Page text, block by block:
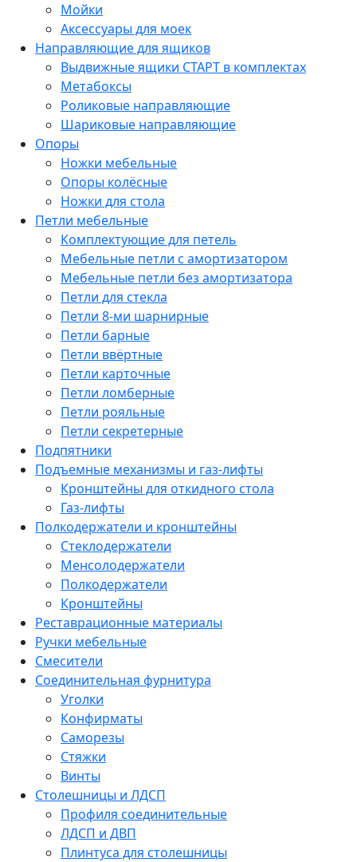
Мойки
Аксессуары для моек
Направляющие для ящиков
Выдвижные ящики СТАРТ в комплектах
Метабоксы
Роликовые направляющие
Шариковые направляющие
Опоры
Ножки мебельные
Опоры колёсные
Ножки для стола
Петли мебельные
Комплектующие для петель
Мебельные петли с амортизатором
Мебельные петли без амортизатора
Петли для стекла
Петли 8-ми шарнирные
Петли барные
Петли ввёртные
Петли карточные
Петли ломберные
Петли рояльные
Петли секретерные
Подпятники
Подъемные механизмы и газ-лифты
Кронштейны для откидного стола
Газ-лифты
Полкодержатели и кронштейны
Стеклодержатели
Менсолодержатели
Полкодержатели
Кронштейны
Реставрационные материалы
Ручки мебельные
Смесители
Соединительная фурнитура
Уголки
Конфирматы
Саморезы
Стяжки
Винты
Столешницы и ЛДСП
Профиля соединительные
ЛДСП и ДВП
Плинтуса для столешницы